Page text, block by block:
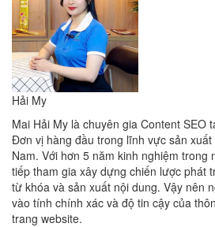
Hải My
Mai Hải My là chuyên gia Content SEO
Đơn vị hàng đầu trong lĩnh vực sản
Nam. Với hơn 5 năm kinh nghiệm trong
tiếp tham gia xây dựng chiến lược phát
từ khóa và sản xuất nội dung. Vậy nên
vào tính chính xác và độ tin cậy của
trang website.